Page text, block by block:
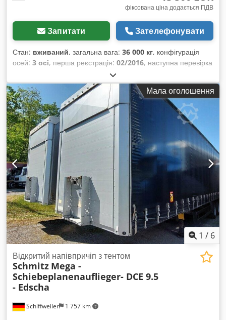
фіксована ціна додається ПДВ
Запитати Зателефонувати
Стан: вживаний, загальна вага: 36 000 кг, конфігурація
осей: 3 осі, перша реєстрація: 02/2016, наступна перевірка
, довжина вантажного відсіку:
ширина вантажного відсіку:2 488 мм, висота вантажного
відсіку:2 699 мм , Мала оголошення
1 / 6
Schiffweiler 1 757 km
Відкритий напівпричіп з тентом
Schmitz Mega -
Schiebeplanenauflieger- DCE 9.5
- Edscha